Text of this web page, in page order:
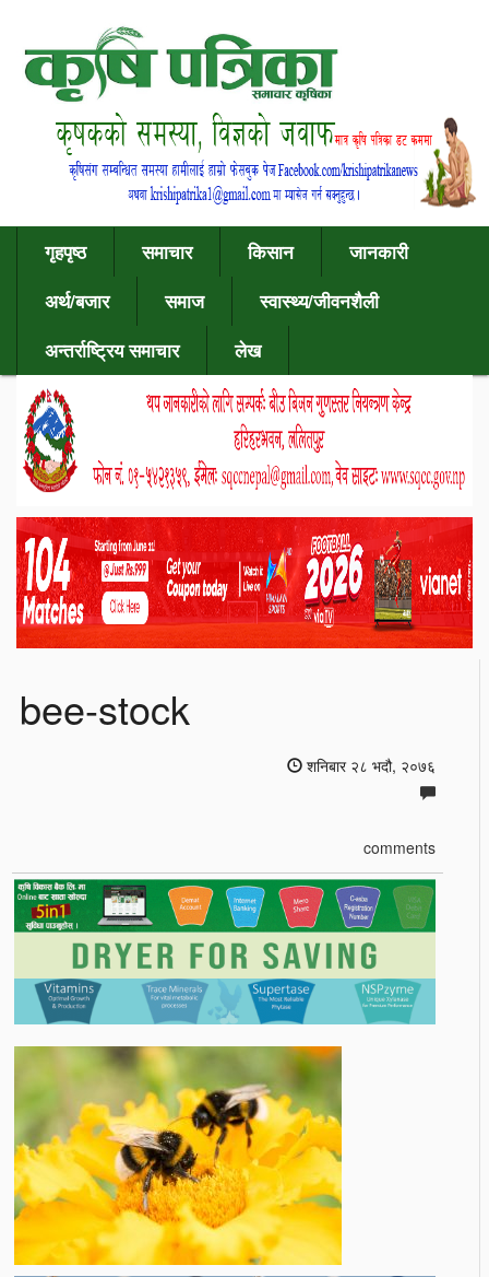
गृहपृष्ठ समाचार किसान
जानकारी
अर्थ/बजार
समाज
स्वास्थ्य/जीवनशैली
अन्तर्राष्ट्रिय समाचार
लेख
bee-stock
शनिबार २८ भदौ, २०७६
comments